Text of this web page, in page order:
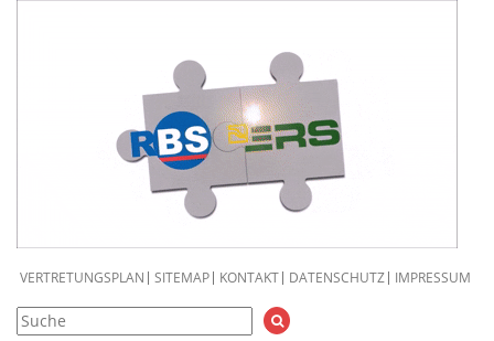
VERTRETUNGSPLAN SITEMAP KONTAKT DATENSCHUTZ IMPRESSUM